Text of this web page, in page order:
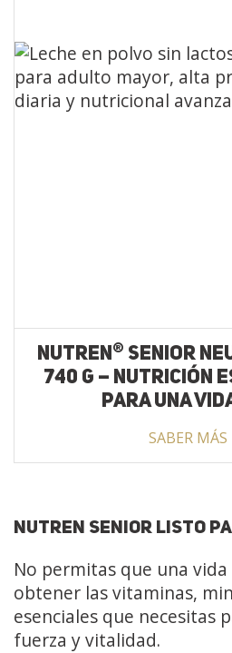
NUTREN ® SENIOR
740 G – NUTRICIÓN
PARA UNA
SABER MÁS
NUTREN SENIOR LISTO
No permitas que una
obtener las vitaminas,
esenciales que necesitas
fuerza y vitalidad.